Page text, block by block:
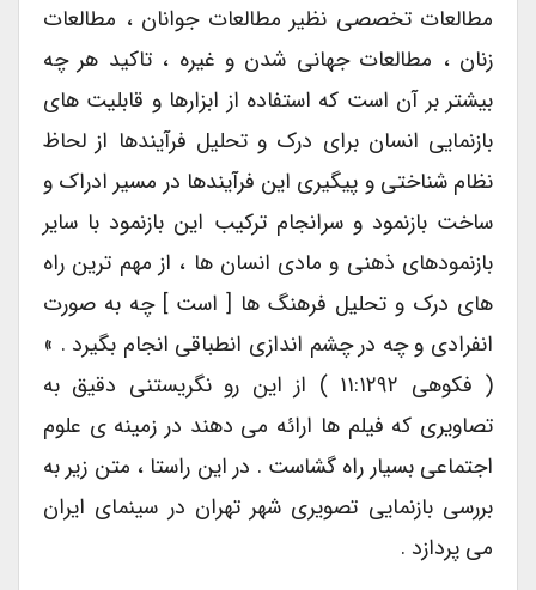
مطالعات تخصصی نظیر مطالعات جوانان ، مطالعات
زنان ، مطالعات جهانی شدن و غیره ، تاکید هر چه
بیشتر بر آن است که استفاده از ابزارها و قابلیت های
بازنمایی انسان برای درک و تحلیل فرآیندها از لحاظ
نظام شناختی و پیگیری این فرآیندها در مسیر ادراک و
ساخت بازنمود و سرانجام ترکیب این بازنمود با سایر
بازنمودهای ذهنی و مادی انسان ها ، از مهم ترین راه
های درک و تحلیل فرهنگ ها [ است ] چه به صورت
انفرادی و چه در چشم اندازی انطباقی انجام بگیرد . »
( فکوهی ۱۱:۱۲۹۲ ) از این رو نگریستنی دقیق به
تصاویری که فیلم ها ارائه می دهند در زمینه ی علوم
اجتماعی بسیار راه گشاست . در این راستا ، متن زیر به
بررسی بازنمایی تصویری شهر تهران در سینمای ایران
می پردازد .